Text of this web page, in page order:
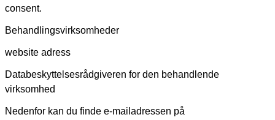
consent.
Behandlingsvirksomheder
website adress
Databeskyttelsesrådgiveren for den behandlende
virksomhed
Nedenfor kan du finde e-mailadressen på